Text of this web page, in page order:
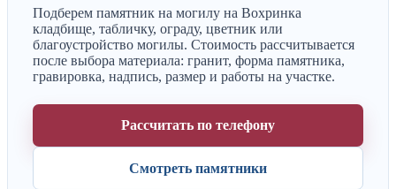
Подберем памятник на могилу на Вохринка
кладбище, табличку, ограду, цветник или
благоустройство могилы. Стоимость рассчитывается
после выбора материала: гранит, форма памятника,
гравировка, надпись, размер и работы на участке.
Рассчитать по телефону
Смотреть памятники